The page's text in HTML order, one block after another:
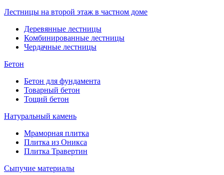
Лестницы на второй этаж в частном доме
Деревянные лестницы
Комбинированные лестницы
Чердачные лестницы
Бетон
Бетон для фундамента
Товарный бетон
Тощий бетон
Натуральный камень
Мраморная плитка
Плитка из Оникса
Плитка Травертин
Сыпучие материалы